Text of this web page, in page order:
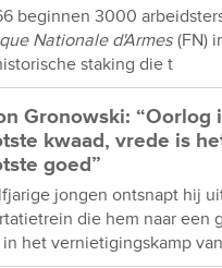
beginnen 3000
Nationale d'Armes (FN)
staking die t
Gronowski: “Oorlog
kwaad, vrede is
goed”
jongen ontsnapt hij
die hem naar een
het vernietigingskamp